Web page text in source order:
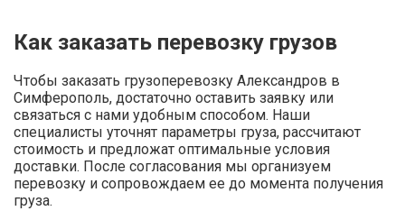
Как заказать перевозку грузов
Чтобы заказать грузоперевозку Александров в
Симферополь, достаточно оставить заявку или
связаться с нами удобным способом. Наши
специалисты уточнят параметры груза, рассчитают
стоимость и предложат оптимальные условия
доставки. После согласования мы организуем
перевозку и сопровождаем ее до момента получения
груза.